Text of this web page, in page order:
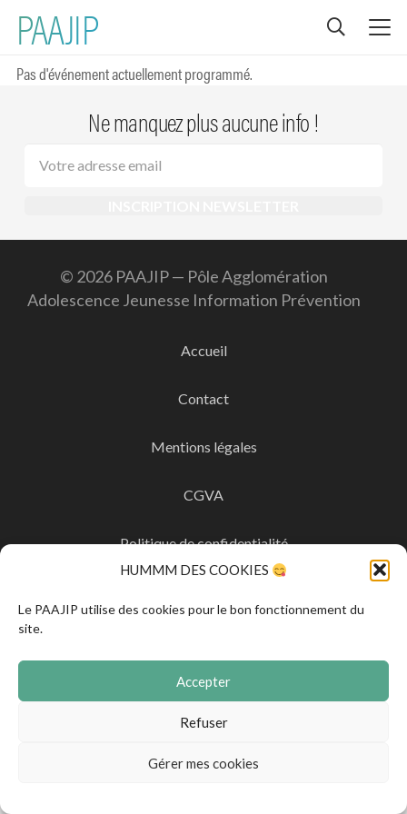
HUMMM DES COOKIES
Le PAAJIP utilise des cookies pour le bon fonctionnement du
site.
Accepter
Refuser
Gérer mes cookies
PAAJIP
#MUSIQUE
Pas d'événement actuellement programmé.
Ne manquez plus aucune info !
© 2026 PAAJIP — Pôle Agglomération
Adolescence Jeunesse Information Prévention
Accueil
Contact
Mentions légales
CGVA
Politique de confidentialité